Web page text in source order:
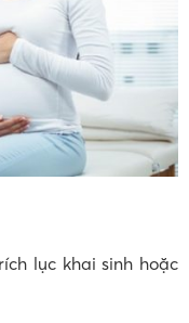
lục khai sinh hoặc